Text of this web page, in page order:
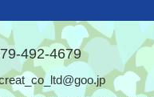
492-4679